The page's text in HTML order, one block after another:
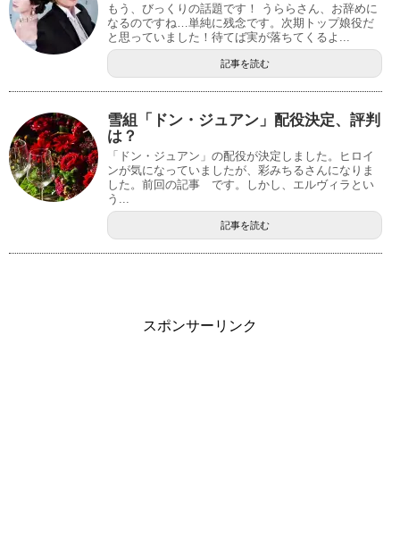
もう、びっくりの話題です！ うららさん、お辞めに
なるのですね…単純に残念です。次期トップ娘役だ
と思っていました！待てば実が落ちてくるよ...
記事を読む
雪組「ドン・ジュアン」配役決定、評判
は？
「ドン・ジュアン」の配役が決定しました。ヒロイ
ンが気になっていましたが、彩みちるさんになりま
した。前回の記事 です。しかし、エルヴィラとい
う...
記事を読む
スポンサーリンク